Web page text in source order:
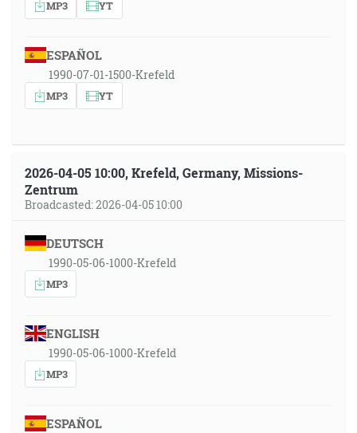
MP3 YT
ESPAÑOL
1990-07-01-1500-Krefeld
MP3 YT
2026-04-05 10:00, Krefeld, Germany, Missions-
Zentrum
Broadcasted: 2026-04-05 10:00
DEUTSCH
1990-05-06-1000-Krefeld
MP3
ENGLISH
1990-05-06-1000-Krefeld
MP3
ESPAÑOL